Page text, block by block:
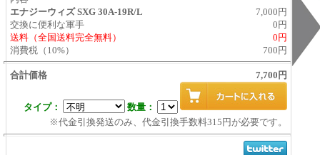
エナジーウィズ SXG 30A-19R/L
7,000円
交換に便利な軍手
0円
送料（全国送料完全無料）
0円
消費税（10%）
700円
合計価格 7,700円
タイプ：
数量：
※代金引換発送のみ、代金引換手数料315円が必要です。